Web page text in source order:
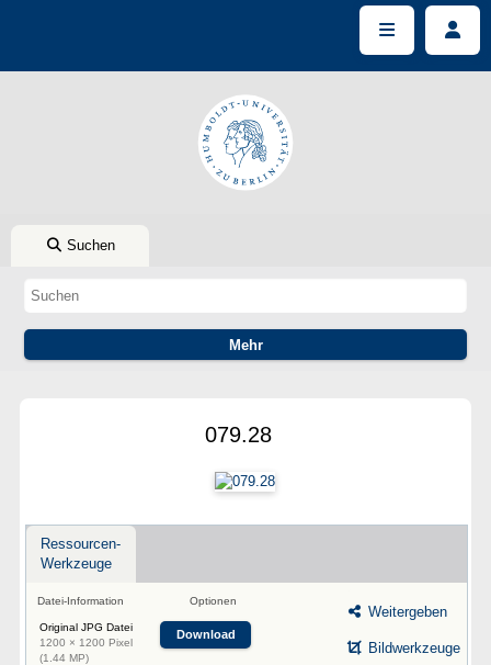
Suchen
079.28
Ressourcen-
Werkzeuge
Datei-Information Optionen
Original JPG Datei
1200 × 1200 Pixel
(1.44 MP)
Download
Weitergeben
Bildwerkzeuge